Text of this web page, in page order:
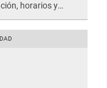
horarios y